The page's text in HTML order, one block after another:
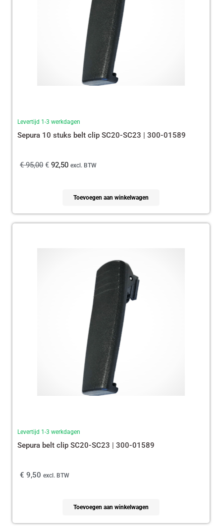
Levertijd 1-3 werkdagen
Sepura 10 stuks belt clip SC20-SC23 | 300-01589
€95,00 € 92,50 excl. BTW
Toevoegen aan winkelwagen
Levertijd 1-3 werkdagen
Sepura belt clip SC20-SC23 | 300-01589
€ 9,50 excl. BTW
Toevoegen aan winkelwagen